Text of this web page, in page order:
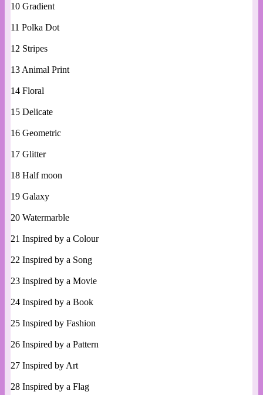
10 Gradient
11 Polka Dot
12 Stripes
13 Animal Print
14 Floral
15 Delicate
16 Geometric
17 Glitter
18 Half moon
19 Galaxy
20 Watermarble
21 Inspired by a Colour
22 Inspired by a Song
23 Inspired by a Movie
24 Inspired by a Book
25 Inspired by Fashion
26 Inspired by a Pattern
27 Inspired by Art
28 Inspired by a Flag